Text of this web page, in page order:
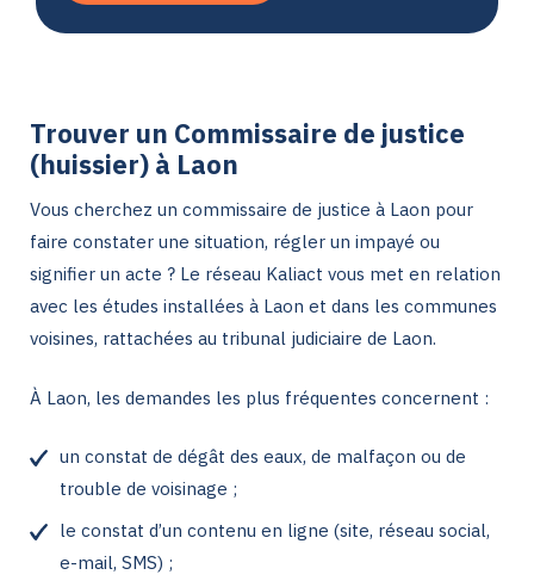
Trouver un Commissaire de justice
(huissier) à Laon
Vous cherchez un commissaire de justice à Laon pour
faire constater une situation, régler un impayé ou
signifier un acte ? Le réseau Kaliact vous met en relation
avec les études installées à Laon et dans les communes
voisines, rattachées au tribunal judiciaire de Laon.
À Laon, les demandes les plus fréquentes concernent :
un constat de dégât des eaux, de malfaçon ou de
trouble de voisinage ;
le constat d’un contenu en ligne (site, réseau social,
e-mail, SMS) ;